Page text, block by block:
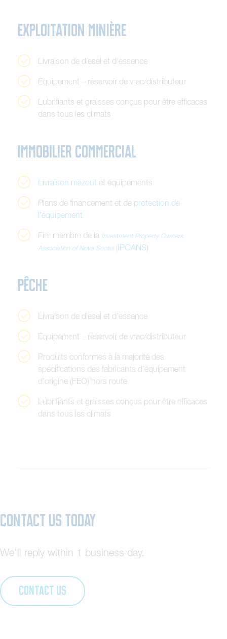
Exploitation minière
L ivraison de diesel et d’essence
Équipement – réservoir de vrac/distributeur
L ubrifiants et graisses conçus pour être efficaces
dans tous les climats
Immobilier commercial
L ivraison mazout et équipements
Plans de financement et de protection de
l’équipement
Fier membre de la Investment Property Owners
Association of Nova Scotia (IPOANS)
Pêche
L ivraison de diesel et d’essence
Équipement – réservoir de vrac/distributeur
Produits conformes à la majorité des
spécifications des fabricants d’équipement
d’origine (FEO) hors route
L ubrifiants et graisses conçus pour être efficaces
dans tous les climats
Contact us today
We'll reply within 1 business day.
CONTACT US